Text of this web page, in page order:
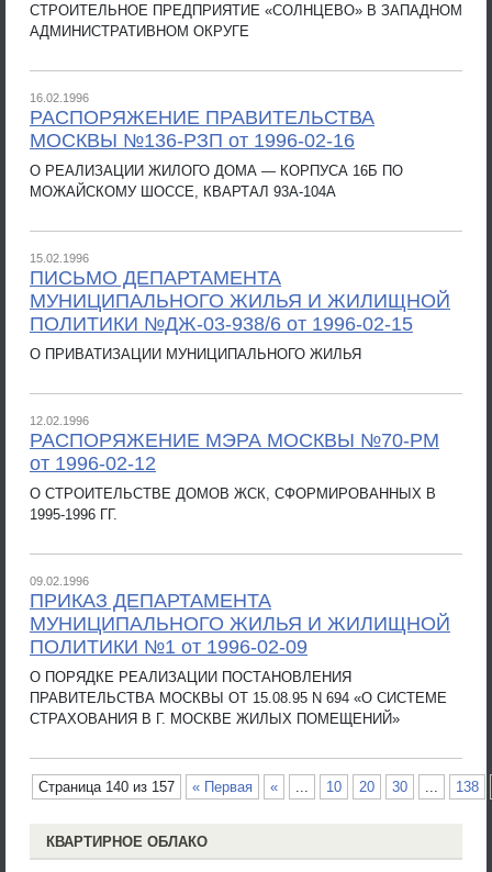
СТРОИТЕЛЬНОЕ ПРЕДПРИЯТИЕ «СОЛНЦЕВО» В ЗАПАДНОМ
АДМИНИСТРАТИВНОМ ОКРУГЕ
16.02.1996
РАСПОРЯЖЕНИЕ ПРАВИТЕЛЬСТВА
МОСКВЫ №136-РЗП от 1996-02-16
О РЕАЛИЗАЦИИ ЖИЛОГО ДОМА — КОРПУСА 16Б ПО
МОЖАЙСКОМУ ШОССЕ, КВАРТАЛ 93А-104А
15.02.1996
ПИСЬМО ДЕПАРТАМЕНТА
МУНИЦИПАЛЬНОГО ЖИЛЬЯ И ЖИЛИЩНОЙ
ПОЛИТИКИ №ДЖ-03-938/6 от 1996-02-15
О ПРИВАТИЗАЦИИ МУНИЦИПАЛЬНОГО ЖИЛЬЯ
12.02.1996
РАСПОРЯЖЕНИЕ МЭРА МОСКВЫ №70-РМ
от 1996-02-12
О СТРОИТЕЛЬСТВЕ ДОМОВ ЖСК, СФОРМИРОВАННЫХ В
1995-1996 ГГ.
09.02.1996
ПРИКАЗ ДЕПАРТАМЕНТА
МУНИЦИПАЛЬНОГО ЖИЛЬЯ И ЖИЛИЩНОЙ
ПОЛИТИКИ №1 от 1996-02-09
О ПОРЯДКЕ РЕАЛИЗАЦИИ ПОСТАНОВЛЕНИЯ
ПРАВИТЕЛЬСТВА МОСКВЫ ОТ 15.08.95 N 694 «О СИСТЕМЕ
СТРАХОВАНИЯ В Г. МОСКВЕ ЖИЛЫХ ПОМЕЩЕНИЙ»
Страница 140 из 157 « Первая « ... 10 20 30 ... 138
КВАРТИРНОЕ ОБЛАКО